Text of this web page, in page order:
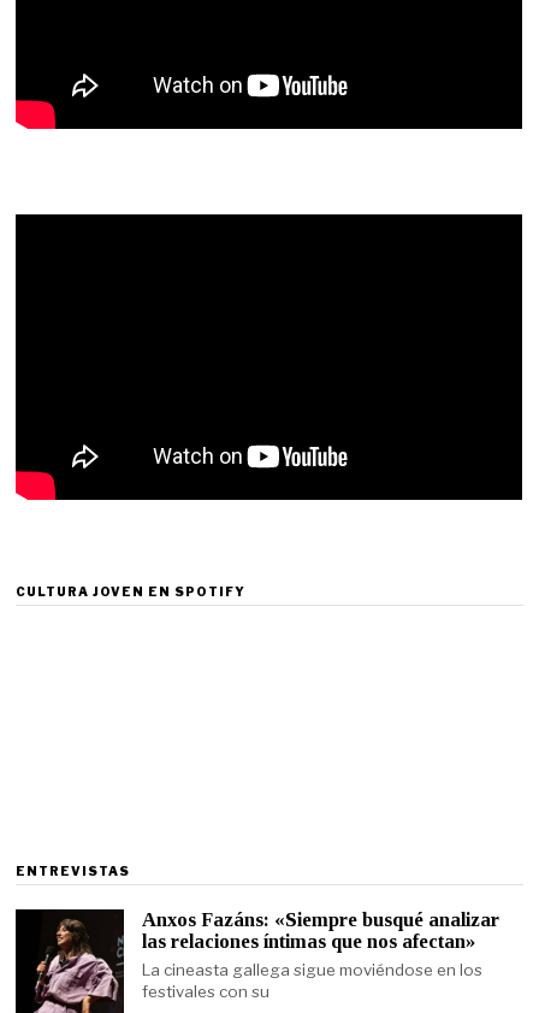
CULTURA JOVEN EN SPOTIFY
ENTREVISTAS
Anxos Fazáns: «Siempre busqué analizar
las relaciones íntimas que nos afectan»
La cineasta gallega sigue moviéndose en los
festivales con su